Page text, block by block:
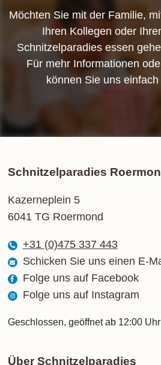
Möchten Sie mit der Familie,
Ihren Kollegen oder
Schnitzelparadies essen
Für mehr Informationen
können Sie uns
Schnitzelparadies
Kazerneplein 5
6041 TG Roermond
+31 (0)475 337 443
Schicken Sie uns einen E-
Folge uns auf Facebook
Folge uns auf Instagram
Geschlossen, geöffnet ab 12:00 Uhr
Dienstag
12:00 - 21:00 Uhr
Über Schnitzelparadies